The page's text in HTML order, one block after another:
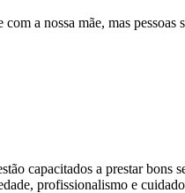
a nossa mãe, mas
capacitados a prestar
profissionalismo e